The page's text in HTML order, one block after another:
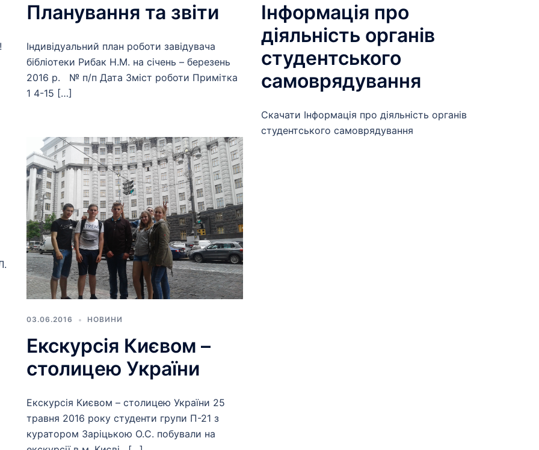
Планування та звіти
Індивідуальний план роботи завідувача
бібліотеки Рибак Н.М. на січень – березень
2016 р. № п/п Дата Зміст роботи Примітка
1 4-15 […]
Інформація про
діяльність органів
студентського
самоврядування
Скачати Інформація про діяльність органів
студентського самоврядування
03.06.2016 НОВИНИ
Екскурсія Києвом –
столицею України
Екскурсія Києвом – столицею України 25
травня 2016 року студенти групи П-21 з
куратором Заріцькою О.С. побували на